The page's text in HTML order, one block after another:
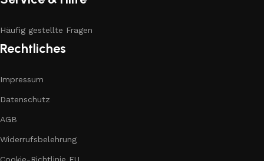
Häufig gestellte Fragen
Rechtliches
Impressum
Datenschutz
AGB
Widerrufsbelehrung
Cookie-Richtlinie EU